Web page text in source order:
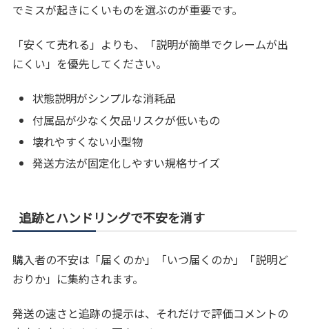
でミスが起きにくいものを選ぶのが重要です。
「安くて売れる」よりも、「説明が簡単でクレームが出
にくい」を優先してください。
状態説明がシンプルな消耗品
付属品が少なく欠品リスクが低いもの
壊れやすくない小型物
発送方法が固定化しやすい規格サイズ
追跡とハンドリングで不安を消す
購入者の不安は「届くのか」「いつ届くのか」「説明ど
おりか」に集約されます。
発送の速さと追跡の提示は、それだけで評価コメントの